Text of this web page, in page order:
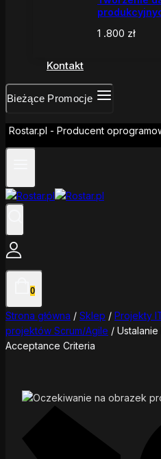
1 .800 zł
Kontakt
Bieżące Promocje
Rostar.pl - Producent
0
Strona główna / Sklep / Projekty
projektów Scrum/Agile /
Acceptance Criteria